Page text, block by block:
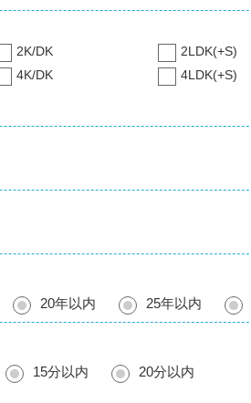
2K/DK
2LDK(+S)
4K/DK
4LDK(+S)
20年以内 25年以内
15分以内 20分以内